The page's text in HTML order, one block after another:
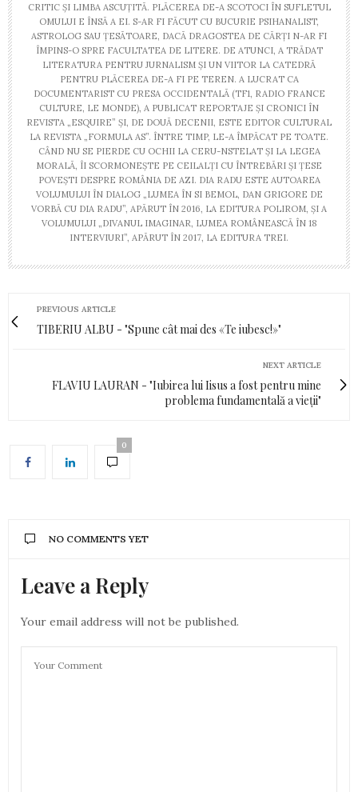
CRITIC ȘI LIMBA ASCUȚITĂ. PLĂCEREA DE-A SCOTOCI ÎN SUFLETUL
OMULUI E ÎNSĂ A EI. S-AR FI FĂCUT CU BUCURIE PSIHANALIST,
ASTROLOG SAU ȚESĂTOARE, DACĂ DRAGOSTEA DE CĂRȚI N-AR FI
ÎMPINS-O SPRE FACULTATEA DE LITERE. DE ATUNCI, A TRĂDAT
LITERATURA PENTRU JURNALISM ȘI UN VIITOR LA CATEDRĂ
PENTRU PLĂCEREA DE-A FI PE TEREN. A LUCRAT CA
DOCUMENTARIST CU PRESA OCCIDENTALĂ (TF1, RADIO FRANCE
CULTURE, LE MONDE), A PUBLICAT REPORTAJE ȘI CRONICI ÎN
REVISTA „ESQUIRE” ȘI, DE DOUĂ DECENII, ESTE EDITOR CULTURAL
LA REVISTA „FORMULA AS”. ÎNTRE TIMP, LE-A ÎMPĂCAT PE TOATE.
CÂND NU SE PIERDE CU OCHII LA CERU-NSTELAT ȘI LA LEGEA
MORALĂ, ÎI SCORMONEȘTE PE CEILALȚI CU ÎNTREBĂRI ȘI ȚESE
POVEȘTI DESPRE ROMÂNIA DE AZI. DIA RADU ESTE AUTOAREA
VOLUMULUI ÎN DIALOG „LUMEA ÎN SI BEMOL, DAN GRIGORE DE
VORBĂ CU DIA RADU”, APĂRUT ÎN 2016, LA EDITURA POLIROM, ȘI A
VOLUMULUI „DIVANUL IMAGINAR, LUMEA ROMÂNEASCĂ ÎN 18
INTERVIURI”, APĂRUT ÎN 2017, LA EDITURA TREI.
PREVIOUS ARTICLE
TIBERIU ALBU - "Spune cât mai des «Te iubesc!»"
NEXT ARTICLE
FLAVIU LAURAN - "Iubirea lui Iisus a fost pentru mine
problema fundamentală a vieții"
0
NO COMMENTS YET
Leave a Reply
Your email address will not be published.